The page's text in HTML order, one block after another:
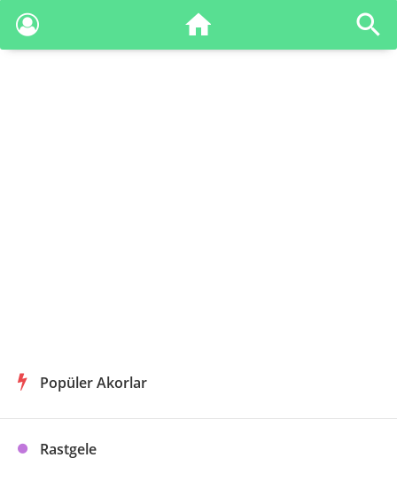
Popüler Akorlar
Rastgele